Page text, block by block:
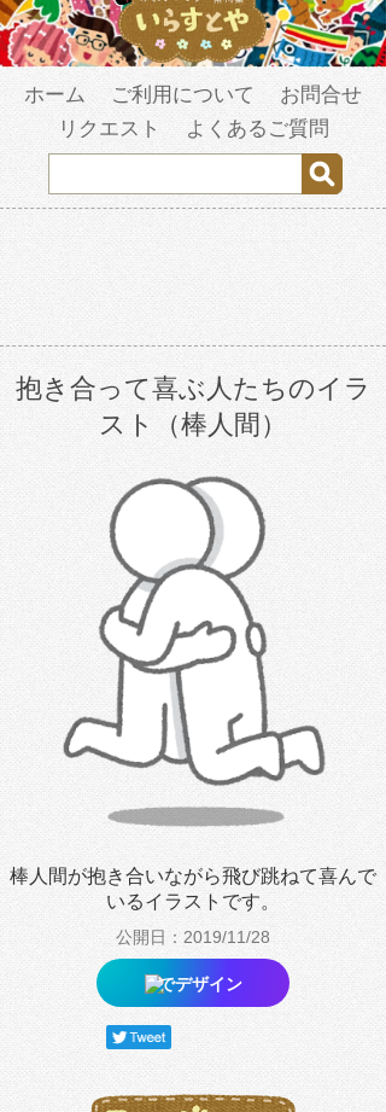
ホーム ご利用について
お問合せ
リクエスト
よくあるご質問
抱き合って喜ぶ人たちのイラ
スト（棒人間）
棒人間が抱き合いながら飛び跳ねて喜んで
いるイラストです。
公開日：2019/11/28
でデザイン